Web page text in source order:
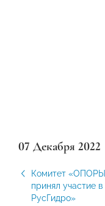
07 Декабря 2022
Комитет
принял участие
РусГидро»